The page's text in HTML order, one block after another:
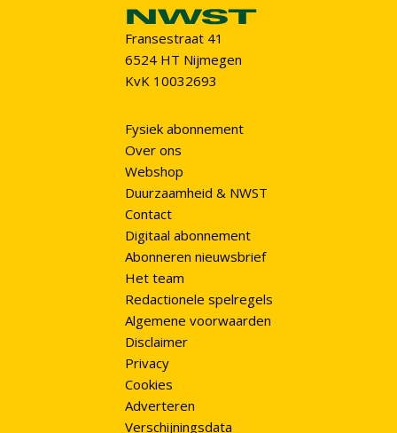
Fransestraat 41
6524 HT Nijmegen
KvK 10032693
Fysiek abonnement
Over ons
Webshop
Duurzaamheid & NWST
Contact
Digitaal abonnement
Abonneren nieuwsbrief
Het team
Redactionele spelregels
Algemene voorwaarden
Disclaimer
Privacy
Cookies
Adverteren
Verschijningsdata